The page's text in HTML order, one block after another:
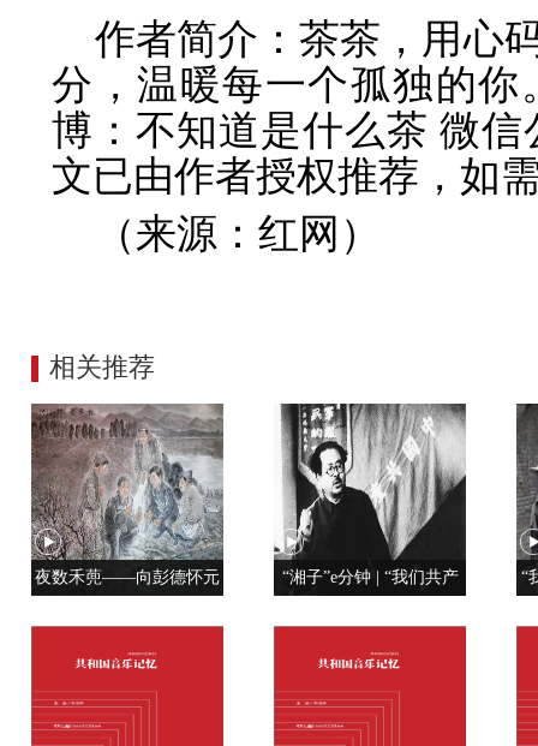
作者简介：茶茶，用心
分，温暖每一个孤独的
博：不知道是什么茶 微
文已由作者授权推荐，如
（来源：红网）
相关推荐
夜数禾蔸——向彭德怀元
“湘子”e分钟 | “我们共产
“